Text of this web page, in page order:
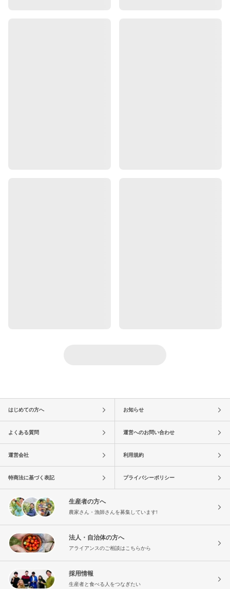
はじめての方へ お知らせ
よくある質問 運営へのお問い合わせ
運営会社 利用規約
特商法に基づく表記 プライバシーポリシー
生産者の方へ
農家さん・漁師さんを募集しています!
法人・自治体の方へ
アライアンスのご相談はこちらから
採用情報
生産者と食べる人をつなぎたい